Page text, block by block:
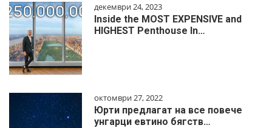
декември 24, 2023
Inside the MOST EXPENSIVE and
HIGHEST Penthouse In…
октомври 27, 2022
Юрти предлагат на все повече
унгарци евтино бягств…